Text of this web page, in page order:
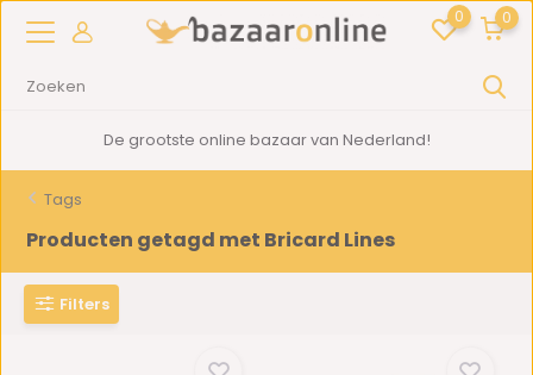
0 0
2000m2showroom in Woerden
Tags
Producten getagd met Bricard Lines
Filters